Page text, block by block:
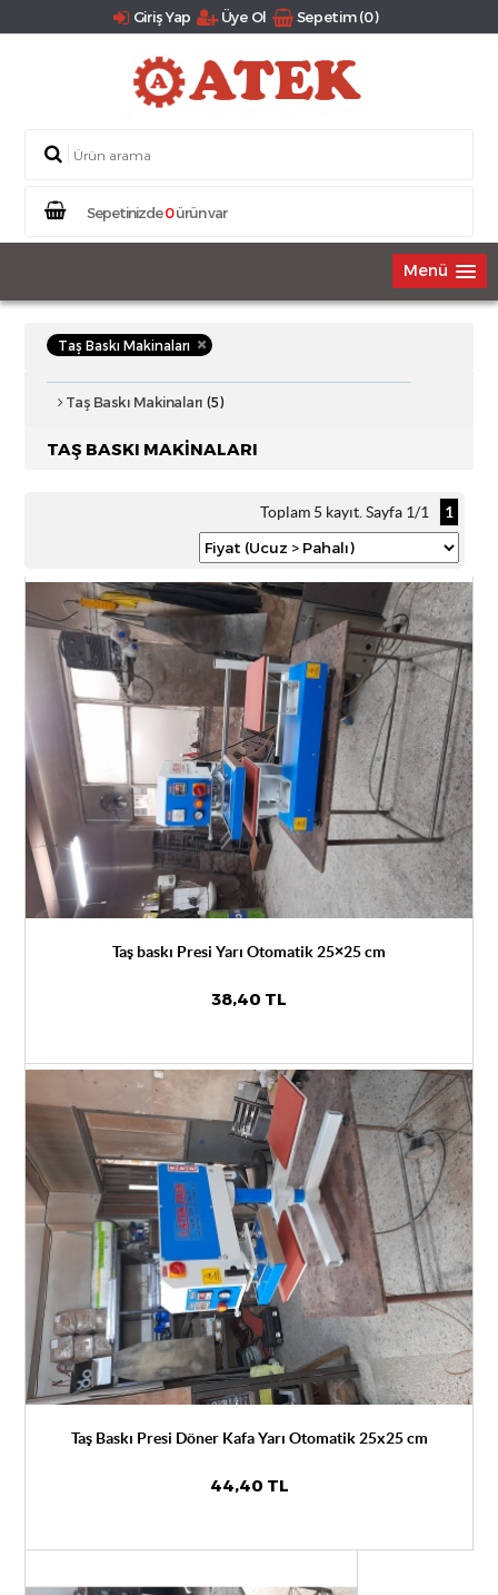
Giriş Yap Üye Ol Sepetim (0)
Sepetinizde0ürün var
Menü
Taş Baskı Makinaları
Taş Baskı Makinaları (5)
TAŞ BASKI MAKINALARI
Toplam 5 kayıt. Sayfa 1/1 1
Taş baskı Presi Yarı Otomatik 25×25 cm
38,40 TL
Taş Baskı Presi Döner Kafa Yarı Otomatik 25x25 cm
44,40 TL